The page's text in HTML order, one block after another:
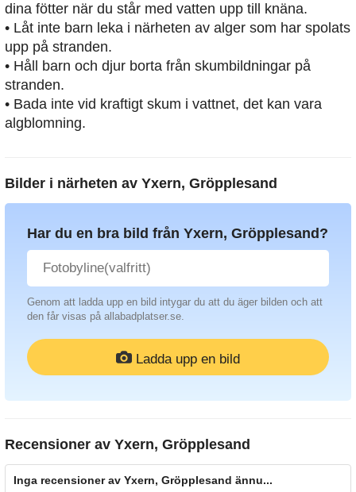
dina fötter när du står med vatten upp till knäna.
• Låt inte barn leka i närheten av alger som har spolats
upp på stranden.
• Håll barn och djur borta från skumbildningar på
stranden.
• Bada inte vid kraftigt skum i vattnet, det kan vara
algblomning.
Bilder i närheten av Yxern, Gröpplesand
Har du en bra bild från Yxern, Gröpplesand?
Genom att ladda upp en bild intygar du att du äger bilden och att
den får visas på allabadplatser.se.
Ladda upp en bild
Recensioner av Yxern, Gröpplesand
Inga recensioner av Yxern, Gröpplesand ännu...